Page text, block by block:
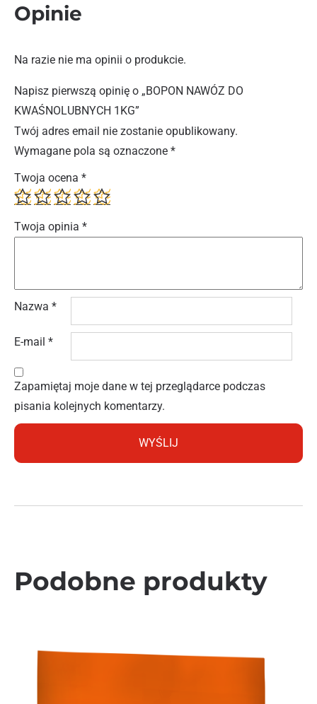
Opinie
Na razie nie ma opinii o produkcie.
Napisz pierwszą opinię o „BOPON NAWÓZ DO
KWAŚNOLUBNYCH 1KG”
Twój adres email nie zostanie opublikowany.
Wymagane pola są oznaczone *
Twoja ocena *
Twoja opinia *
Nazwa *
E-mail *
Zapamiętaj moje dane w tej przeglądarce podczas
pisania kolejnych komentarzy.
Podobne produkty